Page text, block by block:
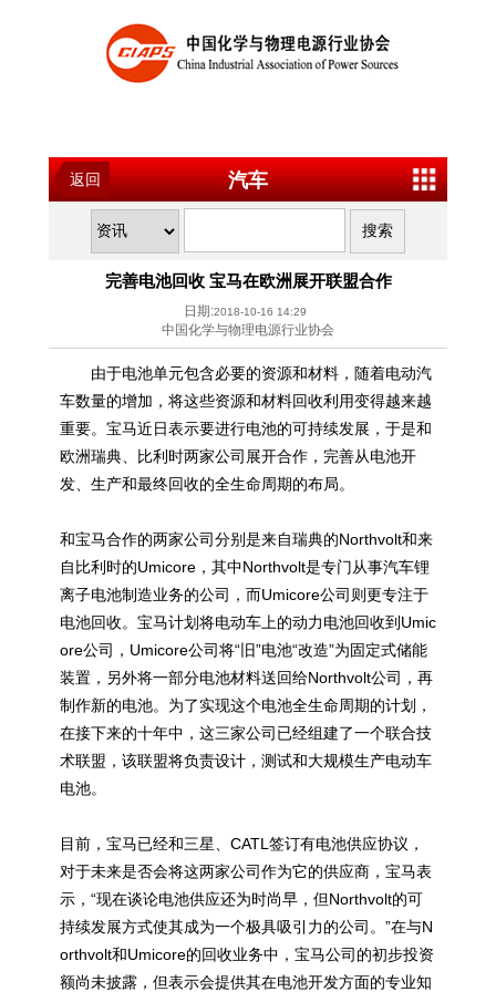
返回 汽车
完善电池回收 宝马在欧洲展开联盟合作
日期:2018-10-16 14:29
中国化学与物理电源行业协会
由于电池单元包含必要的资源和材料，随着电动汽
车数量的增加，将这些资源和材料回收利用变得越来越
重要。宝马近日表示要进行电池的可持续发展，于是和
欧洲瑞典、比利时两家公司展开合作，完善从电池开
发、生产和最终回收的全生命周期的布局。
和宝马合作的两家公司分别是来自瑞典的Northvolt和来
自比利时的Umicore，其中Northvolt是专门从事汽车锂
离子电池制造业务的公司，而Umicore公司则更专注于
电池回收。宝马计划将电动车上的动力电池回收到Umic
ore公司，Umicore公司将“旧”电池“改造”为固定式储能
装置，另外将一部分电池材料送回给Northvolt公司，再
制作新的电池。为了实现这个电池全生命周期的计划，
在接下来的十年中，这三家公司已经组建了一个联合技
术联盟，该联盟将负责设计，测试和大规模生产电动车
电池。
目前，宝马已经和三星、CATL签订有电池供应协议，
对于未来是否会将这两家公司作为它的供应商，宝马表
示，“现在谈论电池供应还为时尚早，但Northvolt的可
持续发展方式使其成为一个极具吸引力的公司。”在与N
orthvolt和Umicore的回收业务中，宝马公司的初步投资
额尚未披露，但表示会提供其在电池开发方面的专业知